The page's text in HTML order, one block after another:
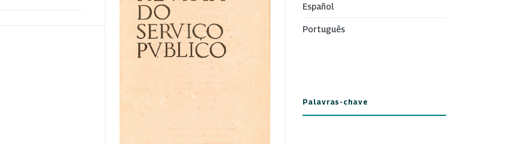
Español
Português
Palavras-chave